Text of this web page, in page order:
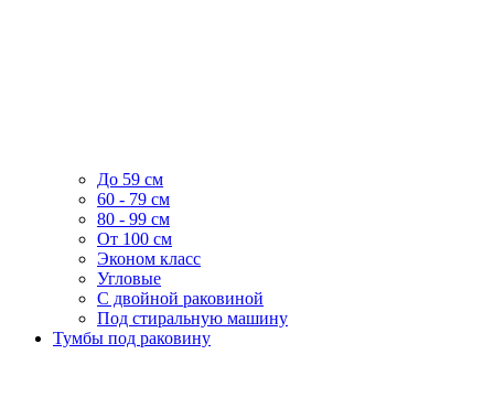
До 59 см
60 - 79 см
80 - 99 см
От 100 см
Эконом класс
Угловые
С двойной раковиной
Под стиральную машину
Тумбы под раковину